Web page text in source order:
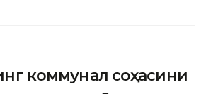
коммунал соҳасини